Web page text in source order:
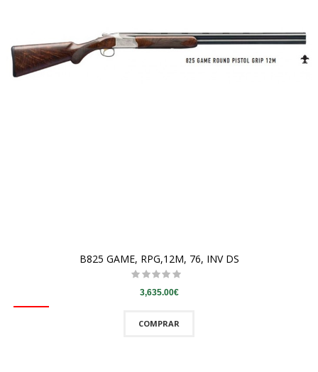
B825 GAME, RPG,12M, 76, INV DS
3,635.00€
COMPRAR